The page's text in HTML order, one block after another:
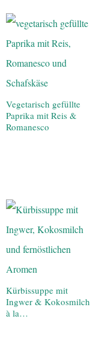
Vegetarisch gefüllte
Paprika mit Reis &
Romanesco
Kürbissuppe mit
Ingwer & Kokosmilch
à la…